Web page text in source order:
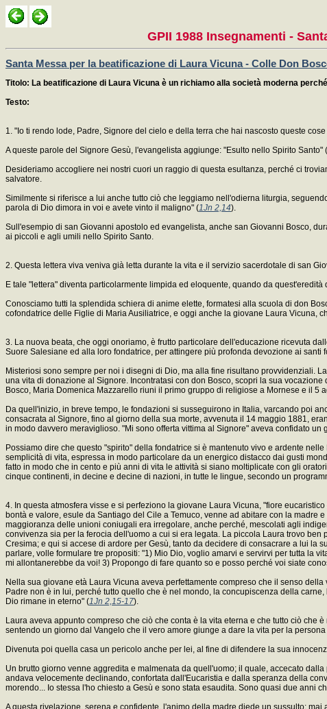
GPII 1988 Insegnamenti -
Santa Messa per la beatificazione di Laura Vicuna - Colle Don
Titolo: La beatificazione di Laura Vicuna è un richiamo alla società moderna
Testo:
1. "Io ti rendo lode, Padre, Signore del cielo e della terra che hai nascosto queste
A queste parole del Signore Gesù, l'evangelista aggiunge: "Esulto nello Spirito Santo" (
Desideriamo accogliere nei nostri cuori un raggio di questa esultanza, perché ci
salvatore.
Similmente si riferisce a lui anche tutto ciò che leggiamo nell'odierna liturgia,
parola di Dio dimora in voi e avete vinto il maligno" (1Jn 2,14).
Sull'esempio di san Giovanni apostolo ed evangelista, anche san Giovanni Bosco,
ai piccoli e agli umili nello Spirito Santo.
2. Questa lettera viva veniva già letta durante la vita e il servizio sacerdotale di san
E tale "lettera" diventa particolarmente limpida ed eloquente, quando da
Conosciamo tutti la splendida schiera di anime elette, formatesi alla scuola di don
cofondatrice delle Figlie di Maria Ausiliatrice, e oggi anche la giovane Laura Vicuna,
3. La nuova beata, che oggi onoriamo, è frutto particolare dell'educazione ricevuta
Suore Salesiane ed alla loro fondatrice, per attingere più profonda devozione ai
Misteriosi sono sempre per noi i disegni di Dio, ma alla fine risultano provvidenziali.
una vita di donazione al Signore. Incontratasi con don Bosco, scopri la sua
Bosco, Maria Domenica Mazzarello riuni il primo gruppo di religiose a Mornese e il
Da quell'inizio, in breve tempo, le fondazioni si susseguirono in Italia, varcando poi
consacrata al Signore, fino al giorno della sua morte, avvenuta il 14 maggio 1881,
in modo davvero meraviglioso. "Mi sono offerta vittima al Signore" aveva confidato
Possiamo dire che questo "spirito" della fondatrice si è mantenuto vivo e ardente
semplicità di vita, espressa in modo particolare da un energico distacco dai gusti
fatto in modo che in cento e più anni di vita le attività si siano moltiplicate con gli
cinque continenti, in decine e decine di nazioni, in tutte le lingue, secondo un
4. In questa atmosfera visse e si perfeziono la giovane Laura Vicuna, "fiore
bontà e valore, esule da Santiago del Cile a Temuco, venne ad abitare con la
maggioranza delle unioni coniugali era irregolare, anche perché, mescolati agli
convivenza sia per la ferocia dell'uomo a cui si era legata. La piccola Laura trovo
Cresima; e qui si accese di ardore per Gesù, tanto da decidere di consacrare a lui la
parlare, volle formulare tre propositi: "1) Mio Dio, voglio amarvi e servirvi per tutta la
mi allontanerebbe da voi! 3) Propongo di fare quanto so e posso perché voi siate
Nella sua giovane età Laura Vicuna aveva perfettamente compreso che il senso
Padre non è in lui, perché tutto quello che è nel mondo, la concupiscenza della
Dio rimane in eterno" (1Jn 2,15-17).
Laura aveva appunto compreso che ciò che conta è la vita eterna e che tutto ciò
sentendo un giorno dal Vangelo che il vero amore giunge a dare la vita per la
Divenuta poi quella casa un pericolo anche per lei, al fine di difendere la sua
Un brutto giorno venne aggredita e malmenata da quell'uomo; il quale, accecato
andava velocemente declinando, confortata dall'Eucaristia e dalla speranza della
morendo... Io stessa l'ho chiesto a Gesù e sono stata esaudita. Sono quasi due anni
A questa rivelazione, serena e confidente, l'animo della madre diede un sussulto: